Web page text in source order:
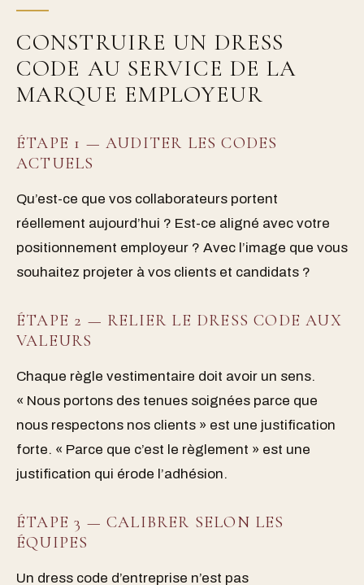
CONSTRUIRE UN DRESS
CODE AU SERVICE DE LA
MARQUE EMPLOYEUR
ÉTAPE 1 — AUDITER LES CODES
ACTUELS
Qu’est-ce que vos collaborateurs portent
réellement aujourd’hui ? Est-ce aligné avec votre
positionnement employeur ? Avec l’image que vous
souhaitez projeter à vos clients et candidats ?
ÉTAPE 2 — RELIER LE DRESS CODE AUX
VALEURS
Chaque règle vestimentaire doit avoir un sens.
« Nous portons des tenues soignées parce que
nous respectons nos clients » est une justification
forte. « Parce que c’est le règlement » est une
justification qui érode l’adhésion.
ÉTAPE 3 — CALIBRER SELON LES
ÉQUIPES
Un dress code d’entreprise n’est pas